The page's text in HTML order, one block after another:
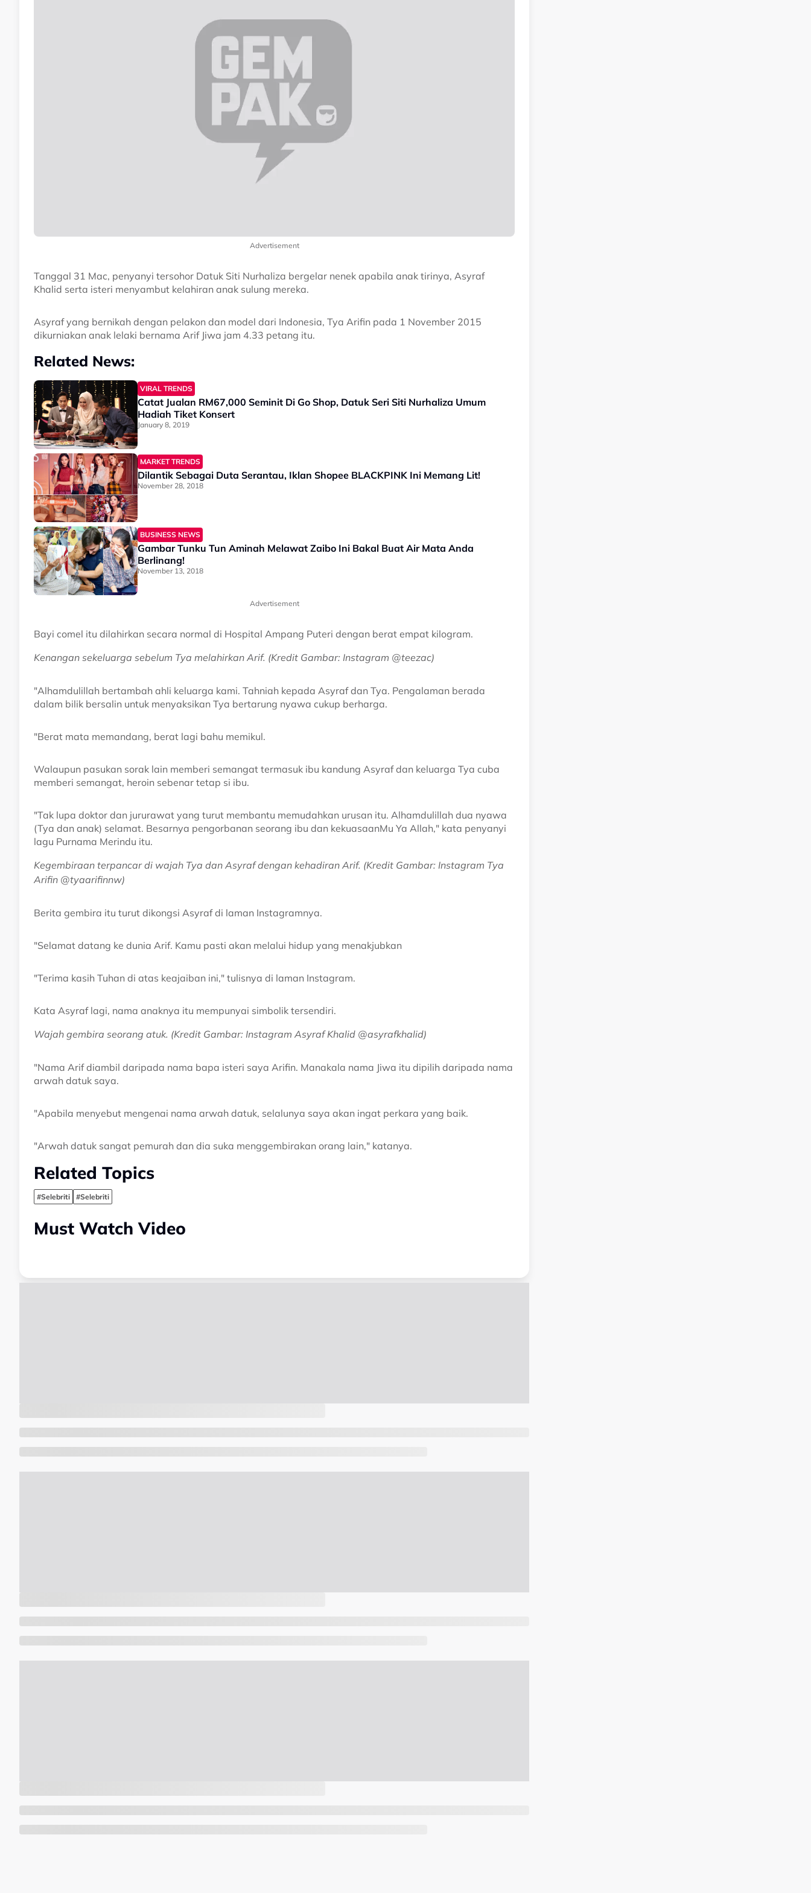
Advertisement
Tanggal 31 Mac, penyanyi tersohor Datuk Siti Nurhaliza bergelar nenek apabila anak tirinya, Asyraf
Khalid serta isteri menyambut kelahiran anak sulung mereka.
Asyraf yang bernikah dengan pelakon dan model dari Indonesia, Tya Arifin pada 1 November 2015
dikurniakan anak lelaki bernama Arif Jiwa jam 4.33 petang itu.
Related News:
VIRAL TRENDS
Catat Jualan RM67,000 Seminit Di Go Shop, Datuk Seri Siti Nurhaliza Umum
Hadiah Tiket Konsert
January 8, 2019
MARKET TRENDS
Dilantik Sebagai Duta Serantau, Iklan Shopee BLACKPINK Ini Memang Lit!
November 28, 2018
BUSINESS NEWS
Gambar Tunku Tun Aminah Melawat Zaibo Ini Bakal Buat Air Mata Anda
Berlinang!
November 13, 2018
Advertisement
Bayi comel itu dilahirkan secara normal di Hospital Ampang Puteri dengan berat empat kilogram.
Kenangan sekeluarga sebelum Tya melahirkan Arif. (Kredit Gambar: Instagram @teezac)
"Alhamdulillah bertambah ahli keluarga kami. Tahniah kepada Asyraf dan Tya. Pengalaman berada
dalam bilik bersalin untuk menyaksikan Tya bertarung nyawa cukup berharga.
"Berat mata memandang, berat lagi bahu memikul.
Walaupun pasukan sorak lain memberi semangat termasuk ibu kandung Asyraf dan keluarga Tya cuba
memberi semangat, heroin sebenar tetap si ibu.
"Tak lupa doktor dan jururawat yang turut membantu memudahkan urusan itu. Alhamdulillah dua nyawa
(Tya dan anak) selamat. Besarnya pengorbanan seorang ibu dan kekuasaanMu Ya Allah," kata penyanyi
lagu Purnama Merindu itu.
Kegembiraan terpancar di wajah Tya dan Asyraf dengan kehadiran Arif. (Kredit Gambar: Instagram Tya
Arifin @tyaarifinnw)
Berita gembira itu turut dikongsi Asyraf di laman Instagramnya.
"Selamat datang ke dunia Arif. Kamu pasti akan melalui hidup yang menakjubkan
"Terima kasih Tuhan di atas keajaiban ini," tulisnya di laman Instagram.
Kata Asyraf lagi, nama anaknya itu mempunyai simbolik tersendiri.
Wajah gembira seorang atuk. (Kredit Gambar: Instagram Asyraf Khalid @asyrafkhalid)
"Nama Arif diambil daripada nama bapa isteri saya Arifin. Manakala nama Jiwa itu dipilih daripada nama
arwah datuk saya.
"Apabila menyebut mengenai nama arwah datuk, selalunya saya akan ingat perkara yang baik.
"Arwah datuk sangat pemurah dan dia suka menggembirakan orang lain," katanya.
Related Topics
#Selebriti #Selebriti
Must Watch Video